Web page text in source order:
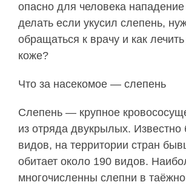
опасно для человека
делать если укусил слепень,
обращаться к врачу и как
коже?
Что за насекомое — слепень
Слепень — крупное
из отряда двукрылых. Известно
видов, на территории стран
обитает около 190 видов.
многочисленны слепни в